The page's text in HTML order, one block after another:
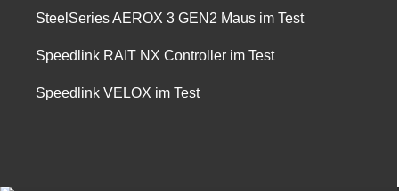
SteelSeries AEROX 3 GEN2 Maus im Test
Speedlink RAIT NX Controller im Test
Speedlink VELOX im Test